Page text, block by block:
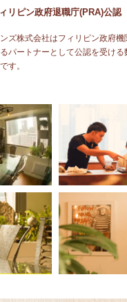
リピン政府退職庁(PRA)公認
ズ株式会社はフィリピン政府
パートナーとして公認を受ける
す。